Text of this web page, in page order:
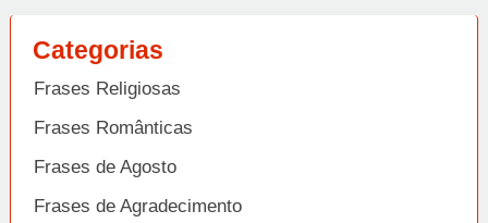
Categorias
Frases Religiosas
Frases Românticas
Frases de Agosto
Frases de Agradecimento